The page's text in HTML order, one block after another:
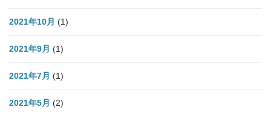
2021年10月 (1)
2021年9月 (1)
2021年7月 (1)
2021年5月 (2)